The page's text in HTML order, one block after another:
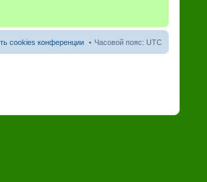
Часовой пояс: UTC
cookies конференции